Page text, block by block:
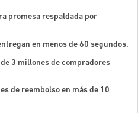
promesa respaldada por
en menos de 60 segundos.
3 millones de compradores
de reembolso en más de 10